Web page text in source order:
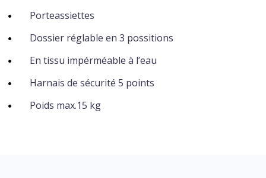
Porteassiettes
Dossier réglable en 3 possitions
En tissu impérméable à l’eau
Harnais de sécurité 5 points
Poids max.15 kg